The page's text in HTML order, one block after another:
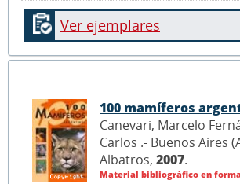
Ver ejemplares
100 mamíferos
Canevari, Marcelo
Carlos .- Buenos Aires
Albatros, 2007.
Material bibliográfico en